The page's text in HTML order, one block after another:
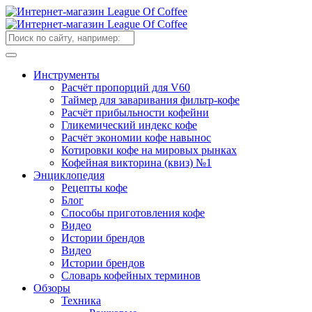
Инструменты
Расчёт пропорций для V60
Таймер для заваривания фильтр-кофе
Расчёт прибыльности кофейни
Гликемический индекс кофе
Расчёт экономии кофе навынос
Котировки кофе на мировых рынках
Кофейная викторина (квиз) №1
Энциклопедия
Рецепты кофе
Блог
Способы приготовления кофе
Видео
Истории брендов
Видео
Истории брендов
Словарь кофейных терминов
Обзоры
Техника